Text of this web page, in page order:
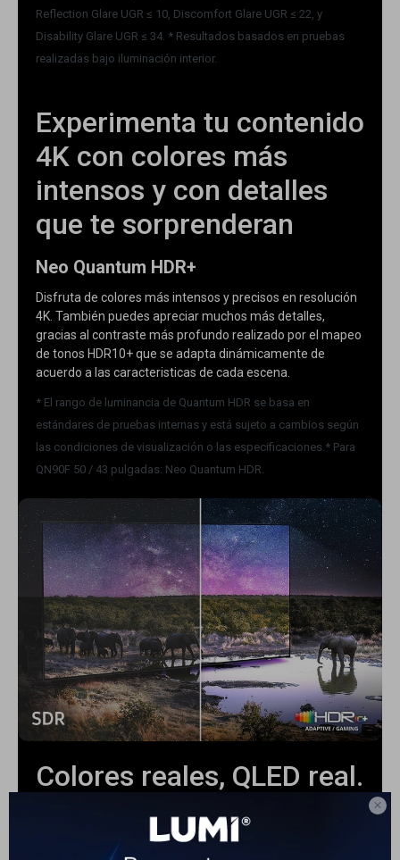

Reflection Glare UGR ≤ 10, Discomfort Glare UGR ≤ 22, y
Disability Glare UGR ≤ 34. * Resultados basados en pruebas
realizadas bajo iluminación interior.
Experimenta tu contenido
4K con colores más
intensos y con detalles
que te sorprenderan
Neo Quantum HDR+
Disfruta de colores más intensos y precisos en resolución
4K. También puedes apreciar muchos más detalles,
gracias al contraste más profundo realizado por el mapeo
de tonos HDR10+ que se adapta dinámicamente de
acuerdo a las caracteristicas de cada escena.
* El rango de luminancia de Quantum HDR se basa en
estándares de pruebas internas y está sujeto a cambios según
las condiciones de visualización o las especificaciones.* Para
QN90F 50 / 43 pulgadas: Neo Quantum HDR.
Colores reales, QLED real.
No te mereces menos.
Colores vibrantes y precisos amplificados por la lámina